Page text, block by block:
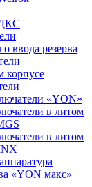
ДКС
ввода резерва
корпусе
«YON»
в литом
в литом
«YON макс»